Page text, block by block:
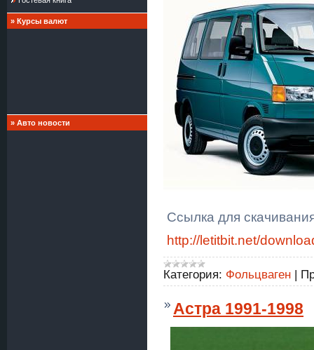
» Курсы валют
» Авто новости
Ссылка для
http://letitbit.net/
Категория: Фольцваген
Астра 1991-1998